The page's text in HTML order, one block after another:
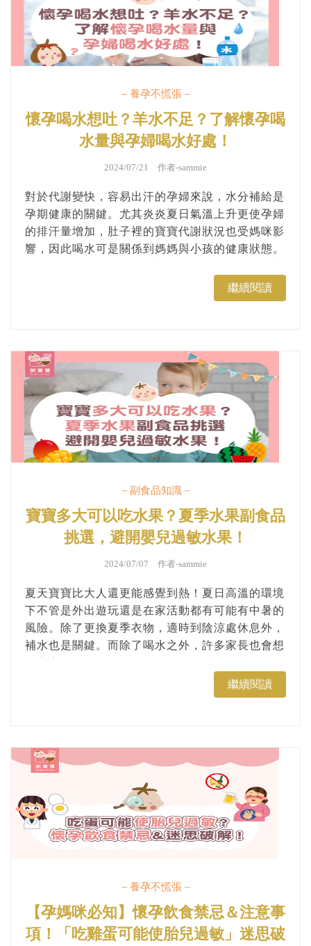
－養孕不慌張－
懷孕喝水想吐？羊水不足？了解懷孕喝
水量與孕婦喝水好處！
2024/07/21 作者-sammie
對於代謝變快，容易出汗的孕婦來說，水分補給是
孕期健康的關鍵。尤其炎炎夏日氣溫上升更使孕婦
的排汗量增加，肚子裡的寶寶代謝狀況也受媽咪影
響，因此喝水可是關係到媽媽與小孩的健康狀態。
致一日飲水量不足，本篇一起了解孕婦喝水量與輕
繼續閱讀
－副食品知識－
寶寶多大可以吃水果？夏季水果副食品
挑選，避開嬰兒過敏水果！
2024/07/07 作者-sammie
夏天寶寶比大人還更能感覺到熱！夏日高溫的環境
下不管是外出遊玩還是在家活動都有可能有中暑的
風險。除了更換夏季衣物，適時到陰涼處休息外，
補水也是關鍵。而除了喝水之外，許多家長也會想
加食慾。本篇將介紹寶寶多大可以吃水果，以及寶
寶適合吃哪些水果，避開食物過敏。...
繼續閱讀
－養孕不慌張－
【孕媽咪必知】懷孕飲食禁忌＆注意事
項！「吃雞蛋可能使胎兒過敏」迷思破